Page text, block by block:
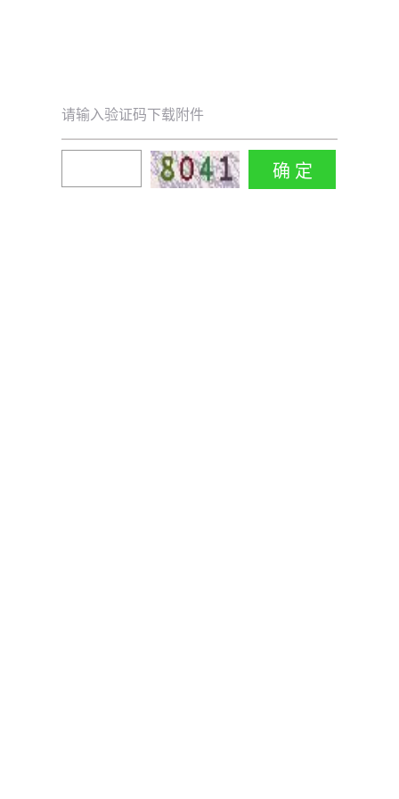
请输入验证码下载附件